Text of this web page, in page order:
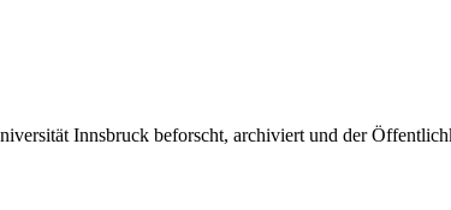
Innsbruck beforscht, archiviert und der